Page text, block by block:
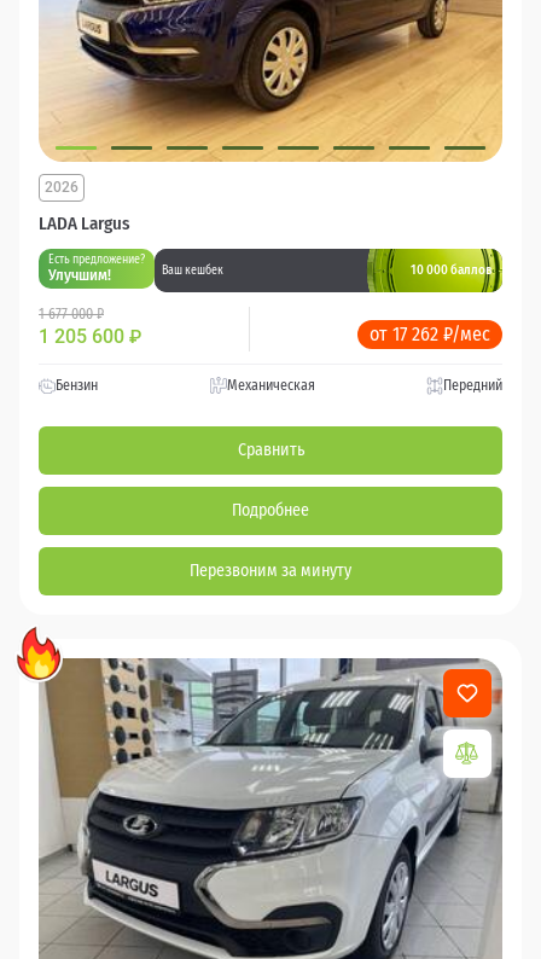
LADA Largus
2026
Есть предложение?
Улучшим! Ваш кешбек 10 000 баллов
1 677 000 ₽
1 205 600 ₽ от 17 262 ₽/мес
Бензин Механическая Передний
Сравнить
Подробнее
Перезвоним за минуту